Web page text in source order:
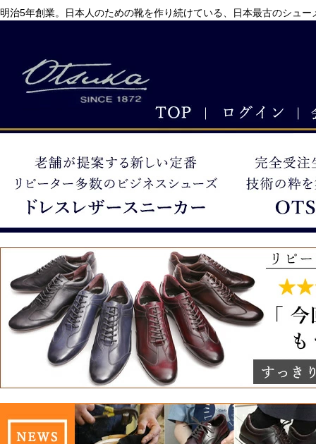
明治5年創業。日本人のための靴を作り続けている、日本最古のシュ